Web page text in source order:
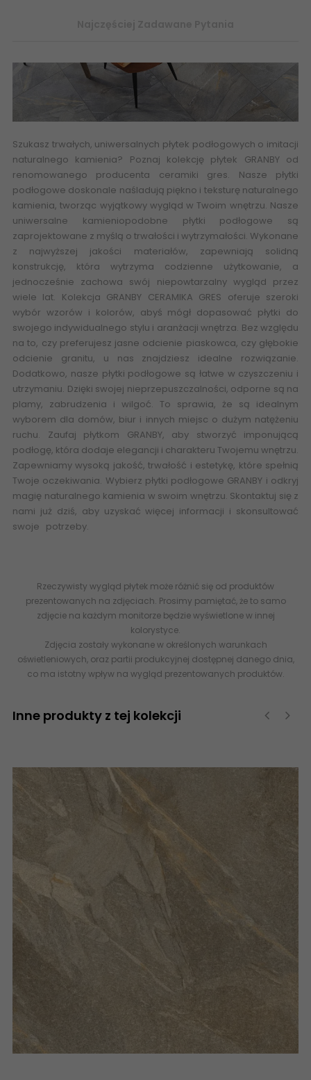
Szukasz trwałych, uniwersalnych płytek podłogowych o imitacji
naturalnego kamienia? Poznaj kolekcję płytek GRANBY od
renomowanego producenta ceramiki gres. Nasze płytki
podłogowe doskonale naśladują piękno i teksturę naturalnego
kamienia, tworząc wyjątkowy wygląd w Twoim wnętrzu. Nasze
uniwersalne kamieniopodobne płytki podłogowe są
zaprojektowane z myślą o trwałości i wytrzymałości. Wykonane
z najwyższej jakości materiałów, zapewniają solidną
konstrukcję, która wytrzyma codzienne użytkowanie, a
jednocześnie zachowa swój niepowtarzalny wygląd przez
wiele lat. Kolekcja GRANBY CERAMIKA GRES oferuje szeroki
wybór wzorów i kolorów, abyś mógł dopasować płytki do
swojego indywidualnego stylu i aranżacji wnętrza. Bez względu
na to, czy preferujesz jasne odcienie piaskowca, czy głębokie
odcienie granitu, u nas znajdziesz idealne rozwiązanie.
Dodatkowo, nasze płytki podłogowe są łatwe w czyszczeniu i
utrzymaniu. Dzięki swojej nieprzepuszczalności, odporne są na
plamy, zabrudzenia i wilgoć. To sprawia, że są idealnym
wyborem dla domów, biur i innych miejsc o dużym natężeniu
ruchu. Zaufaj płytkom GRANBY, aby stworzyć imponującą
podłogę, która dodaje elegancji i charakteru Twojemu wnętrzu.
Zapewniamy wysoką jakość, trwałość i estetykę, które spełnią
Twoje oczekiwania. Wybierz płytki podłogowe GRANBY i odkryj
magię naturalnego kamienia w swoim wnętrzu. Skontaktuj się z
nami już dziś, aby uzyskać więcej informacji i skonsultować
swoje potrzeby.
Rzeczywisty wygląd płytek może różnić się od produktów
prezentowanych na zdjęciach. Prosimy pamiętać, że to samo
zdjęcie na każdym monitorze będzie wyświetlone w innej
kolorystyce.
Zdjęcia zostały wykonane w określonych warunkach
oświetleniowych, oraz partii produkcyjnej dostępnej danego dnia,
co ma istotny wpływ na wygląd prezentowanych produktów.
Inne produkty z tej kolekcji